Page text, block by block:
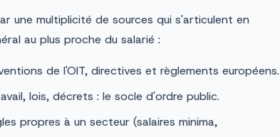
une multiplicité de sources qui s'articulent en
au plus proche du salarié :
de l'OIT, directives et règlements européens.
lois, décrets : le socle d'ordre public.
propres à un secteur (salaires minima,